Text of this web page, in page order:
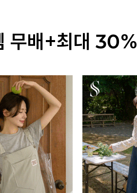
무배+최대 30%